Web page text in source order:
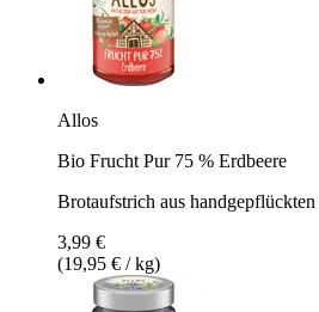
Allos
Bio Frucht Pur 75 % Erdbeere
Brotaufstrich aus handgepflückten
3,99 €
(19,95 € / kg)